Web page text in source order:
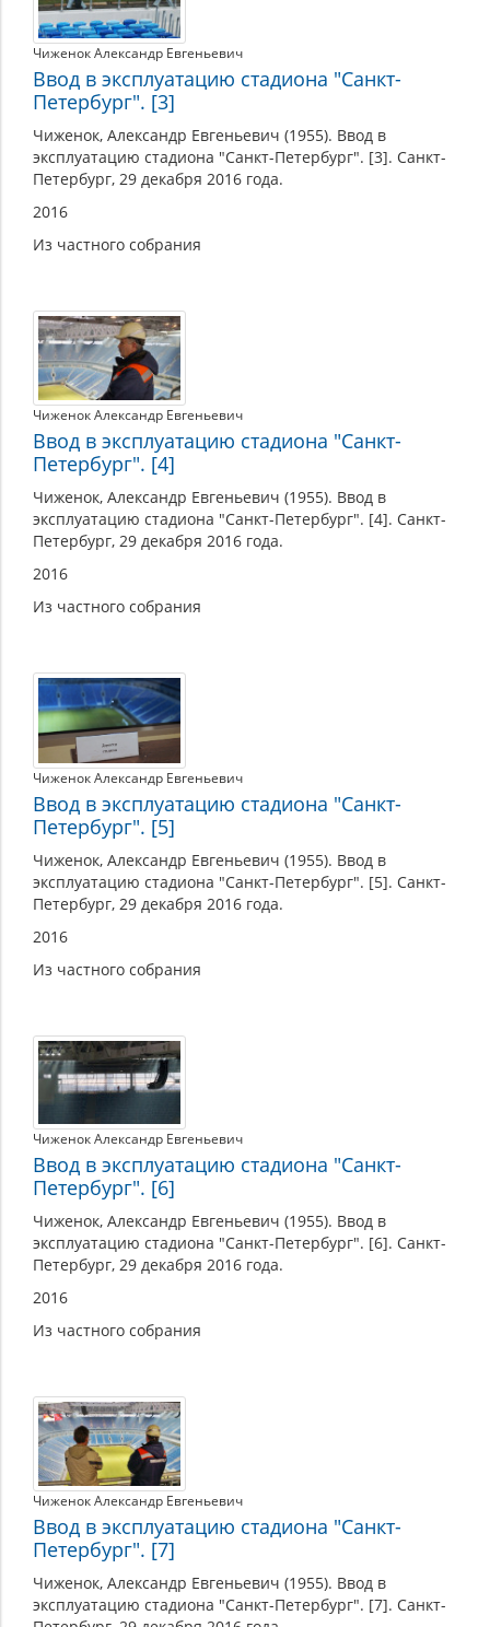
Чиженок Александр Евгеньевич
Ввод в эксплуатацию стадиона "Санкт-
Петербург". [3]
Чиженок, Александр Евгеньевич (1955). Ввод в
эксплуатацию стадиона "Санкт-Петербург". [3]. Санкт-
Петербург, 29 декабря 2016 года.
2016
Из частного собрания
Чиженок Александр Евгеньевич
Ввод в эксплуатацию стадиона "Санкт-
Петербург". [4]
Чиженок, Александр Евгеньевич (1955). Ввод в
эксплуатацию стадиона "Санкт-Петербург". [4]. Санкт-
Петербург, 29 декабря 2016 года.
2016
Из частного собрания
Чиженок Александр Евгеньевич
Ввод в эксплуатацию стадиона "Санкт-
Петербург". [5]
Чиженок, Александр Евгеньевич (1955). Ввод в
эксплуатацию стадиона "Санкт-Петербург". [5]. Санкт-
Петербург, 29 декабря 2016 года.
2016
Из частного собрания
Чиженок Александр Евгеньевич
Ввод в эксплуатацию стадиона "Санкт-
Петербург". [6]
Чиженок, Александр Евгеньевич (1955). Ввод в
эксплуатацию стадиона "Санкт-Петербург". [6]. Санкт-
Петербург, 29 декабря 2016 года.
2016
Из частного собрания
Чиженок Александр Евгеньевич
Ввод в эксплуатацию стадиона "Санкт-
Петербург". [7]
Чиженок, Александр Евгеньевич (1955). Ввод в
эксплуатацию стадиона "Санкт-Петербург". [7]. Санкт-